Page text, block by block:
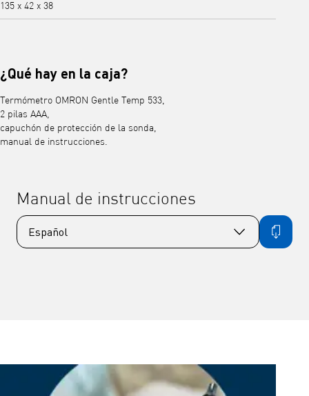
135 x 42 x 38
¿Qué hay en la caja?
Termómetro OMRON Gentle Temp 533,
2 pilas AAA,
capuchón de protección de la sonda,
manual de instrucciones.
Manual de instrucciones